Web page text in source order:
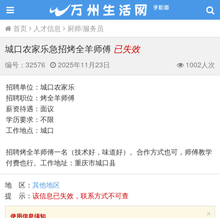
首页 人才信息 厨师/服务员
城口农家乐急招烤全羊师傅 已失效
编号： 32576 2025年11月23日 1002人次
招聘单位：城口农家乐
招聘职位：烤全羊师傅
薪资待遇：面议
学历要求：不限
工作地点：城口
招聘烤全羊师傅一名（技术好，味道好）。合作方式也可，师傅教学
付费也行。工作地址：重庆市城口县
地 区： 其他地区
提 示： 该信息已失效，联系方式不可查
×
使用信息须知